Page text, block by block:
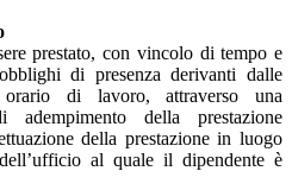
prestato, con vincolo di tempo e
di presenza derivanti dalle
di lavoro, attraverso una
della prestazione
della prestazione in luogo
al quale il dipendente è